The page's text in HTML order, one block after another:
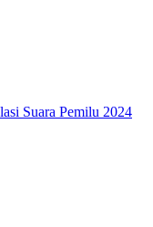
Suara Pemilu 2024